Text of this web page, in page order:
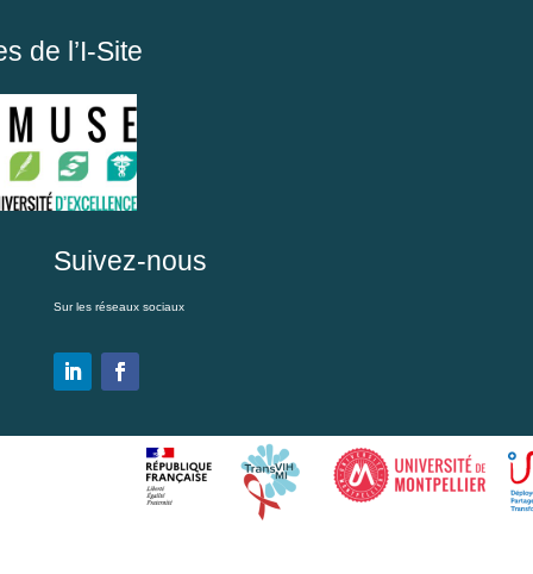
de l’I-Site
Suivez-nous
Sur les réseaux sociaux